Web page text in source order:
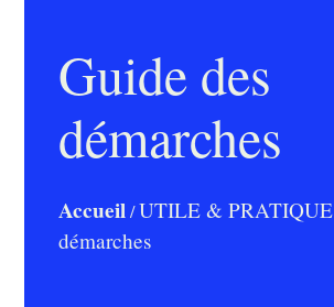
Guide des
démarches
Accueil/UTILE & PRATIQUE
démarches